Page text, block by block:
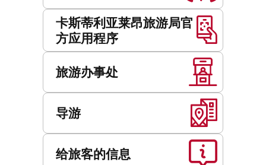
卡斯蒂利亚莱昂旅游局官
方应用程序
旅游办事处
导游
给旅客的信息